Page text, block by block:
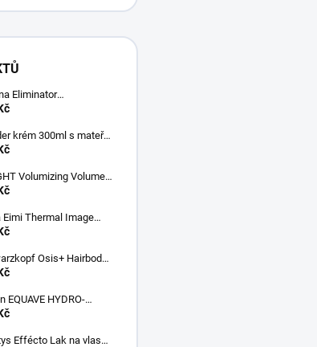
Eliminator
barvy 2 x 100 ml
krém 300ml s mateří
Volumizing Volume
900 ml
Eimi Thermal Image
Osis+ Hairbody
Spray 200 ml
EQUAVE HYDRO-
CONDITIONER
Effécto Lak na vlasy